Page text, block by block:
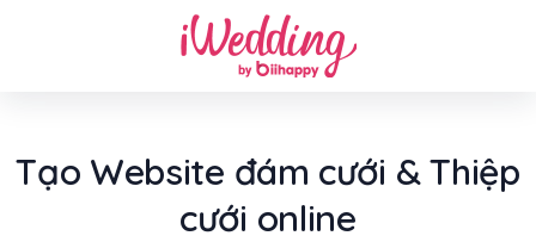
Tạo Website đám cưới & Thiệp
cưới online